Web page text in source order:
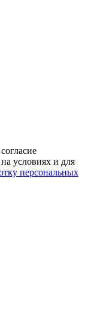
условиях и для
персональных